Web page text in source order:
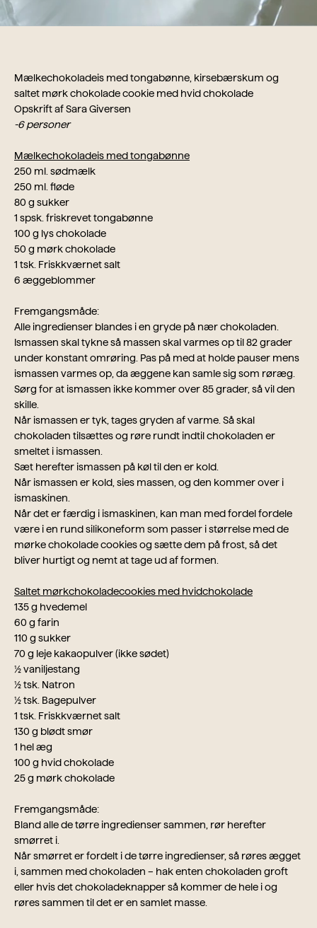
Mælkechokoladeis med tongabønne, kirsebærskum og
saltet mørk chokolade cookie med hvid chokolade
Opskrift af Sara Giversen
-6 personer
Mælkechokoladeis med tongabønne
250 ml. sødmælk
250 ml. fløde
80 g sukker
1 spsk. friskrevet tongabønne
100 g lys chokolade
50 g mørk chokolade
1 tsk. Friskkværnet salt
6 æggeblommer
Fremgangsmåde:
Alle ingredienser blandes i en gryde på nær chokoladen.
Ismassen skal tykne så massen skal varmes op til 82 grader
under konstant omrøring. Pas på med at holde pauser mens
ismassen varmes op, da æggene kan samle sig som røræg.
Sørg for at ismassen ikke kommer over 85 grader, så vil den
skille.
Når ismassen er tyk, tages gryden af ​​varme. Så skal
chokoladen tilsættes og røre rundt indtil chokoladen er
smeltet i ismassen.
Sæt herefter ismassen på køl til den er kold.
Når ismassen er kold, sies massen, og den kommer over i
ismaskinen.
Når det er færdig i ismaskinen, kan man med fordel fordele
være i en rund silikoneform som passer i størrelse med de
mørke chokolade cookies og sætte dem på frost, så det
bliver hurtigt og nemt at tage ud af formen.
Saltet mørkchokoladecookies med hvidchokolade
135 g hvedemel
60 g farin
110 g sukker
70 g leje kakaopulver (ikke sødet)
½ vaniljestang
½ tsk. Natron
½ tsk. Bagepulver
1 tsk. Friskkværnet salt
130 g blødt smør
1 hel æg
100 g hvid chokolade
25 g mørk chokolade
Fremgangsmåde:
Bland alle de tørre ingredienser sammen, rør herefter
smørret i.
Når smørret er fordelt i de tørre ingredienser, så røres ægget
i, sammen med chokoladen – hak enten chokoladen groft
eller hvis det chokoladeknapper så kommer de hele i og
røres sammen til det er en samlet masse.